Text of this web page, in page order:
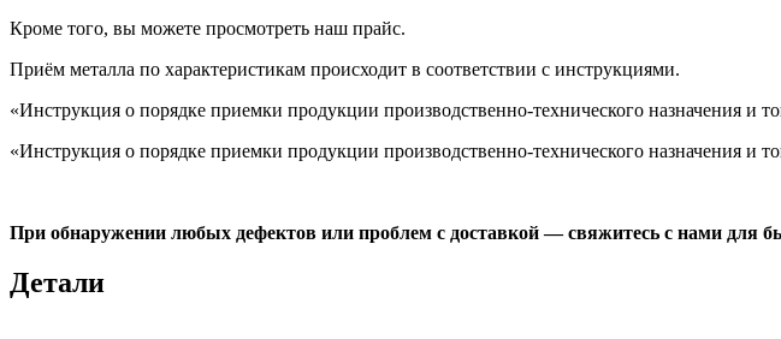
Кроме того, вы можете просмотреть наш прайс.
Приём металла по характеристикам происходит в соответствии с инструкциями.
«Инструкция о порядке приемки продукции производственно-технического назначения и
«Инструкция о порядке приемки продукции производственно-технического назначения и
При обнаружении любых дефектов или проблем с доставкой —свяжитесь с нами для
Детали